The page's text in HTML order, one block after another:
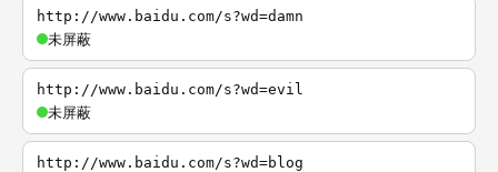
http://www.baidu.com/s?wd=damn
未屏蔽
http://www.baidu.com/s?wd=evil
未屏蔽
http://www.baidu.com/s?wd=blog